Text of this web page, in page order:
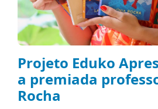
Projeto Eduko
a premiada
Rocha